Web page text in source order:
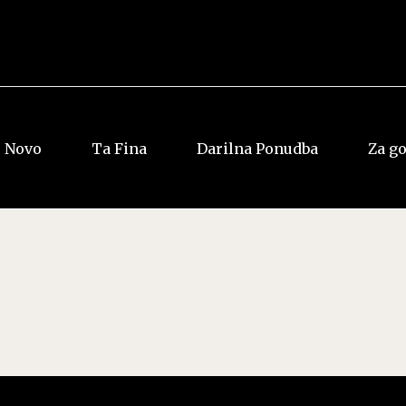
Novo Ta Fina Darilna Ponudba Za